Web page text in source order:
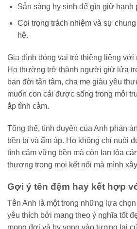
Sẵn sàng hy sinh để gìn giữ hạnh
Coi trọng trách nhiệm và sự
hệ.
Gia đình đóng vai trò thiêng liêng với
Họ thường trở thành người giữ lửa
bạn đời tận tâm, cha mẹ giàu yêu
muốn con cái được sống trong môi
ắp tình cảm.
Tổng thể, tình duyên của Anh phản
bền bỉ và ấm áp. Họ không chỉ nuôi
tình cảm vững bền mà còn lan tỏa
thương trong mọi kết nối mà mình
Gợi ý tên đệm hay kết hợp
Tên Anh là một trong những lựa
yêu thích bởi mang theo ý nghĩa tốt